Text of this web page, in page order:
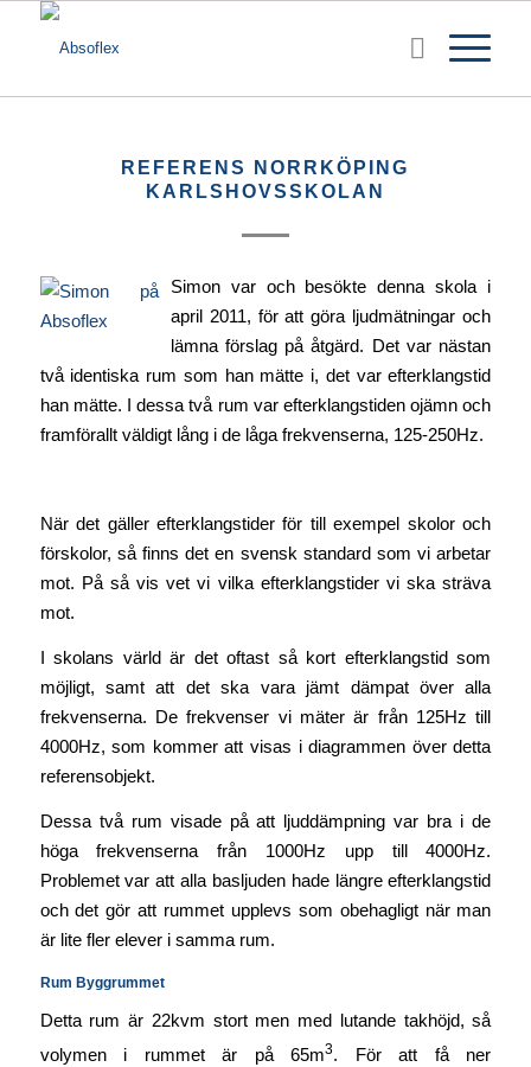
REFERENS NORRKÖPING
KARLSHOVSSKOLAN
Simon var och besökte denna skola i
april 2011, för att göra ljudmätningar och
lämna förslag på åtgärd. Det var nästan
två identiska rum som han mätte i, det var efterklangstid
han mätte. I dessa två rum var efterklangstiden ojämn och
framförallt väldigt lång i de låga frekvenserna, 125-250Hz.
När det gäller efterklangstider för till exempel skolor och
förskolor, så finns det en svensk standard som vi arbetar
mot. På så vis vet vi vilka efterklangstider vi ska sträva
mot.
I skolans värld är det oftast så kort efterklangstid som
möjligt, samt att det ska vara jämt dämpat över alla
frekvenserna. De frekvenser vi mäter är från 125Hz till
4000Hz, som kommer att visas i diagrammen över detta
referensobjekt.
Dessa två rum visade på att ljuddämpning var bra i de
höga frekvenserna från 1000Hz upp till 4000Hz.
Problemet var att alla basljuden hade längre efterklangstid
och det gör att rummet upplevs som obehagligt när man
är lite fler elever i samma rum.
Rum Byggrummet
Detta rum är 22kvm stort men med lutande takhöjd, så
volymen i rummet är på 65m3. För att få ner